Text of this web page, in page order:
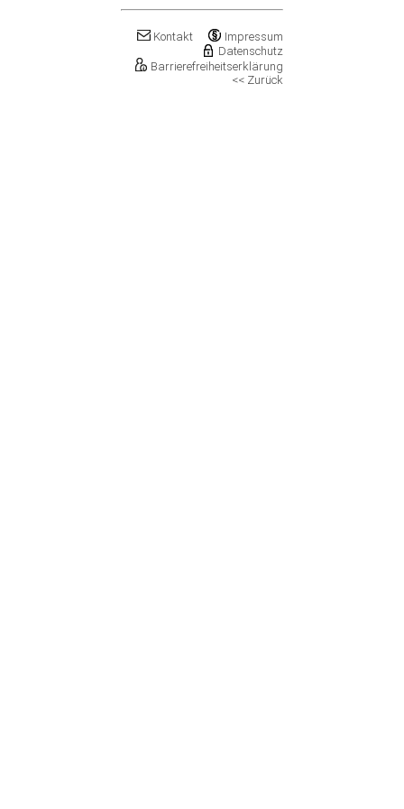
Klostermansfeld
Könnern, Stadt
Köthen (Anhalt), Stadt
Impressum
Kontakt
Datenschutz
Barrierefreiheitserklärung
<< Zurück